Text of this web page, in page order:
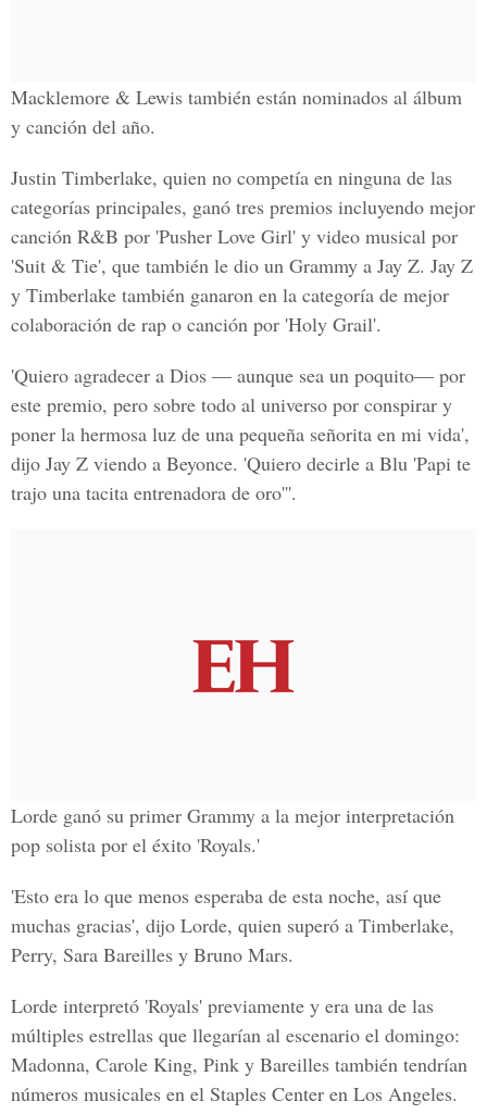
Macklemore & Lewis también están nominados al álbum
y canción del año.
Justin Timberlake, quien no competía en ninguna de las
categorías principales, ganó tres premios incluyendo mejor
canción R&B por 'Pusher Love Girl' y video musical por
'Suit & Tie', que también le dio un Grammy a Jay Z. Jay Z
y Timberlake también ganaron en la categoría de mejor
colaboración de rap o canción por 'Holy Grail'.
'Quiero agradecer a Dios — aunque sea un poquito— por
este premio, pero sobre todo al universo por conspirar y
poner la hermosa luz de una pequeña señorita en mi vida',
dijo Jay Z viendo a Beyonce. 'Quiero decirle a Blu 'Papi te
trajo una tacita entrenadora de oro'''.
Lorde ganó su primer Grammy a la mejor interpretación
pop solista por el éxito 'Royals.'
'Esto era lo que menos esperaba de esta noche, así que
muchas gracias', dijo Lorde, quien superó a Timberlake,
Perry, Sara Bareilles y Bruno Mars.
Lorde interpretó 'Royals' previamente y era una de las
múltiples estrellas que llegarían al escenario el domingo:
Madonna, Carole King, Pink y Bareilles también tendrían
números musicales en el Staples Center en Los Angeles.